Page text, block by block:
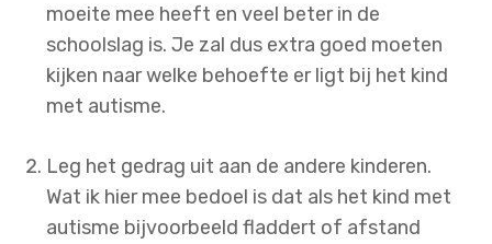
moeite mee heeft en veel beter in de
schoolslag is. Je zal dus extra goed moeten
kijken naar welke behoefte er ligt bij het kind
met autisme.
Leg het gedrag uit aan de andere kinderen.
Wat ik hier mee bedoel is dat als het kind met
autisme bijvoorbeeld fladdert of afstand